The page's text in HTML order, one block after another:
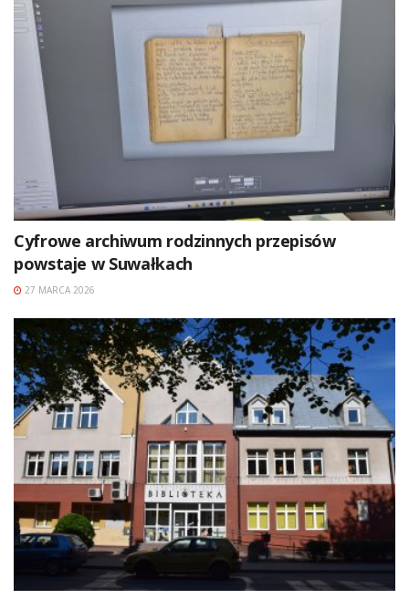
Cyfrowe archiwum rodzinnych przepisów
powstaje w Suwałkach
27 MARCA 2026